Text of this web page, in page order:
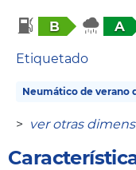
B A
Etiquetado
Neumático de verano
> ver otras